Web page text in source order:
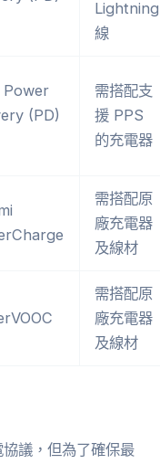
Lightning
線
Power
(PD)
需搭配支
援 PPS
的充電器
需搭配原
廠充電器
及線材
需搭配原
廠充電器
及線材
議，但為了確保最